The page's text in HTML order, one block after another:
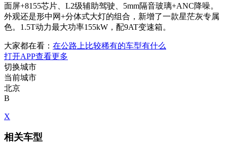
面屏+8155芯片、L2级辅助驾驶、5mm隔音玻璃+ANC降噪。
外观还是形中网+分体式大灯的组合，新增了一款星茫灰专属
色。1.5T动力最大功率155kW，配9AT变速箱。
大家都在看： 在公路上比较稀有的车型有什么
打开APP查看更多
切换城市
当前城市
北京
B
X
相关车型